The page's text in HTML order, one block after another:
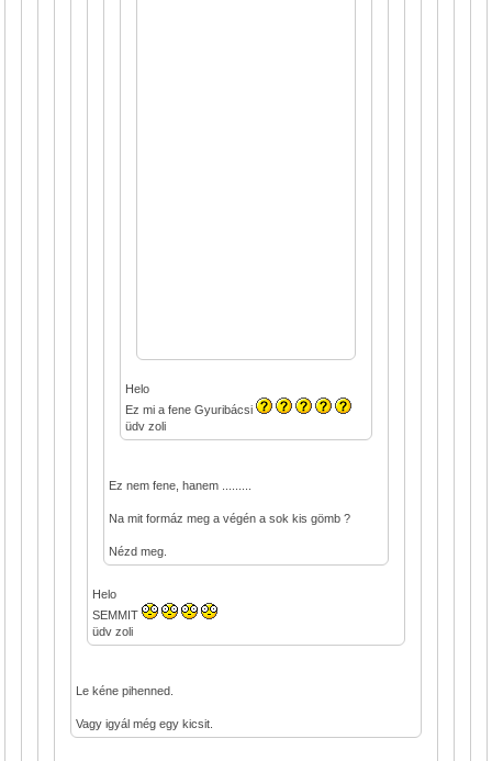
Helo
Ez mi a fene Gyuribácsi
üdv zoli
Ez nem fene, hanem .........
Na mit formáz meg a végén a sok kis gömb ?
Nézd meg.
Helo
SEMMIT
üdv zoli
Le kéne pihenned.
Vagy igyál még egy kicsit.